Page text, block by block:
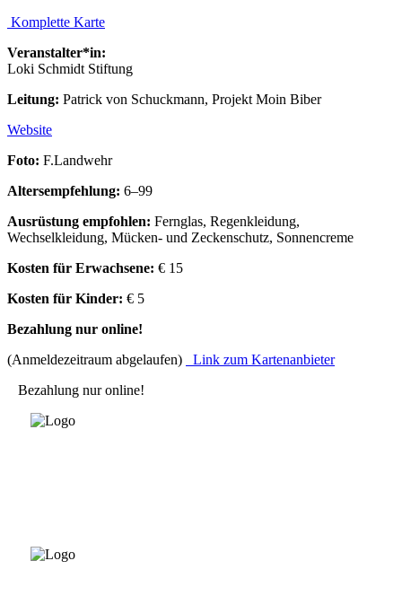
Komplette Karte
Veranstalter*in:
Loki Schmidt Stiftung
Leitung: Patrick von Schuckmann, Projekt Moin Biber
Website
Foto: F.Landwehr
Altersempfehlung: 6–99
Ausrüstung empfohlen: Fernglas, Regenkleidung,
Wechselkleidung, Mücken- und Zeckenschutz, Sonnencreme
Kosten für Erwachsene: € 15
Kosten für Kinder: € 5
Bezahlung nur online!
(Anmeldezeitraum abgelaufen)
Link zum Kartenanbieter
Bezahlung nur online!